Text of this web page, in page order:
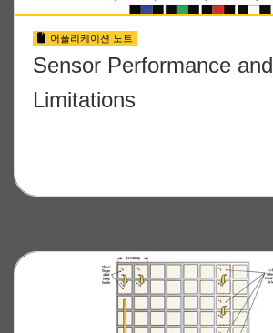
어플리케이션 노트
Sensor Performance and
Limitations